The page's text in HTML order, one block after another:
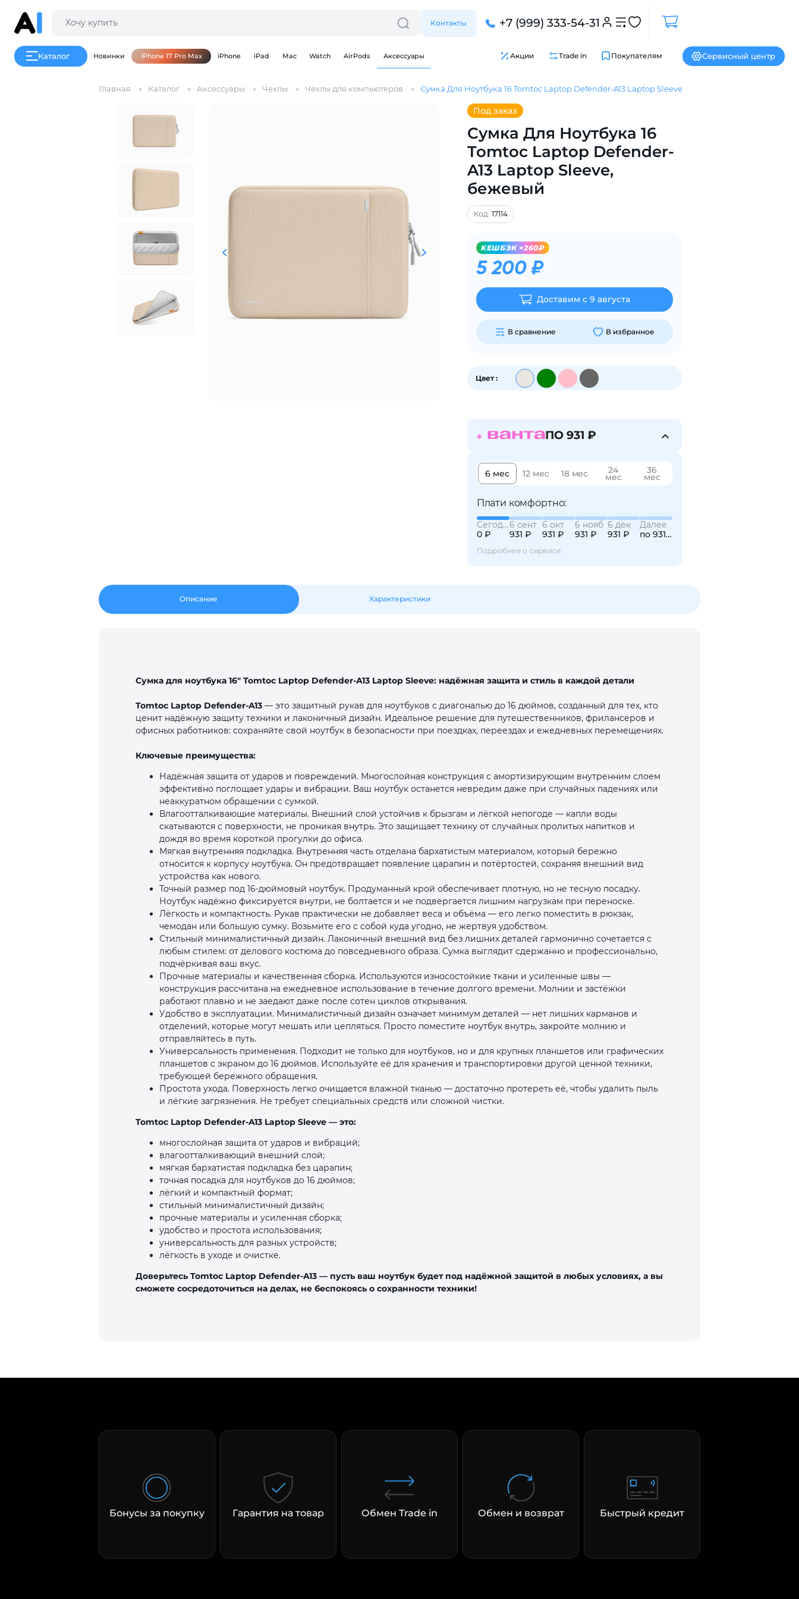
Контакты +7 (999) 333-54-31
Каталог Новинки iPhone 17 Pro Max iPhone iPad Mac Watch AirPods Аксессуары Акции Trade in Покупателям Сервисный центр
Главная Каталог Аксессуары Чехлы Чехлы для компьютеров Сумка Для Ноутбука 16 Tomtoc Laptop Defender-A13 Laptop Sleeve
Под заказ
Сумка Для Ноутбука 16
Tomtoc Laptop Defender-
A13 Laptop Sleeve,
бежевый
Код: 17114
KЕШБЭК +260₽
5 200 ₽
Доставим с 9 августа
В сравнение В избранное
Цвет :
ПО 931 ₽
6 мес 12 мес 18 мес 24
мес
36
мес
Плати комфортно:
Сегодня
0 ₽
6 сент
931 ₽
6 окт
931 ₽
6 нояб
931 ₽
6 дек
931 ₽
Далее
по 931 ₽
Подробнее о сервисе
Описание Характеристики
Сумка для ноутбука 16″ Tomtoc Laptop Defender‑A13 Laptop Sleeve: надёжная защита и стиль в каждой детали
Tomtoc Laptop Defender‑A13— это защитный рукав для ноутбуков с диагональю до 16 дюймов, созданный для тех, кто
ценит надёжную защиту техники и лаконичный дизайн. Идеальное решение для путешественников, фрилансеров и
офисных работников: сохраняйте свой ноутбук в безопасности при поездках, переездах и ежедневных перемещениях.
Ключевые преимущества:
Надёжная защита от ударов и повреждений. Многослойная конструкция с амортизирующим внутренним слоем
эффективно поглощает удары и вибрации. Ваш ноутбук останется невредим даже при случайных падениях или
неаккуратном обращении с сумкой.
Влагоотталкивающие материалы. Внешний слой устойчив к брызгам и лёгкой непогоде — капли воды
скатываются с поверхности, не проникая внутрь. Это защищает технику от случайных пролитых напитков и
дождя во время короткой прогулки до офиса.
Мягкая внутренняя подкладка. Внутренняя часть отделана бархатистым материалом, который бережно
относится к корпусу ноутбука. Он предотвращает появление царапин и потёртостей, сохраняя внешний вид
устройства как нового.
Точный размер под 16‑дюймовый ноутбук. Продуманный крой обеспечивает плотную, но не тесную посадку.
Ноутбук надёжно фиксируется внутри, не болтается и не подвергается лишним нагрузкам при переноске.
Лёгкость и компактность. Рукав практически не добавляет веса и объёма — его легко поместить в рюкзак,
чемодан или большую сумку. Возьмите его с собой куда угодно, не жертвуя удобством.
Стильный минималистичный дизайн. Лаконичный внешний вид без лишних деталей гармонично сочетается с
любым стилем: от делового костюма до повседневного образа. Сумка выглядит сдержанно и профессионально,
подчёркивая ваш вкус.
Прочные материалы и качественная сборка. Используются износостойкие ткани и усиленные швы —
конструкция рассчитана на ежедневное использование в течение долгого времени. Молнии и застёжки
работают плавно и не заедают даже после сотен циклов открывания.
Удобство в эксплуатации. Минималистичный дизайн означает минимум деталей — нет лишних карманов и
отделений, которые могут мешать или цепляться. Просто поместите ноутбук внутрь, закройте молнию и
отправляйтесь в путь.
Универсальность применения. Подходит не только для ноутбуков, но и для крупных планшетов или графических
планшетов с экраном до 16 дюймов. Используйте её для хранения и транспортировки другой ценной техники,
требующей бережного обращения.
Простота ухода. Поверхность легко очищается влажной тканью — достаточно протереть её, чтобы удалить пыль
и лёгкие загрязнения. Не требует специальных средств или сложной чистки.
Tomtoc Laptop Defender‑A13 Laptop Sleeve — это:
многослойная защита от ударов и вибраций;
влагоотталкивающий внешний слой;
мягкая бархатистая подкладка без царапин;
точная посадка для ноутбуков до 16 дюймов;
лёгкий и компактный формат;
стильный минималистичный дизайн;
прочные материалы и усиленная сборка;
удобство и простота использования;
универсальность для разных устройств;
лёгкость в уходе и очистке.
Доверьтесь Tomtoc Laptop Defender‑A13 — пусть ваш ноутбук будет под надёжной защитой в любых условиях, а вы
сможете сосредоточиться на делах, не беспокоясь о сохранности техники!
Бонусы за покупку Гарантия на товар Обмен Trade in Обмен и возврат Быстрый кредит
Для клиентов всех банков
оплату
без переплат
25
раз в 2
недели
раз в 2 недели
Остались вопросы?
plait.ru